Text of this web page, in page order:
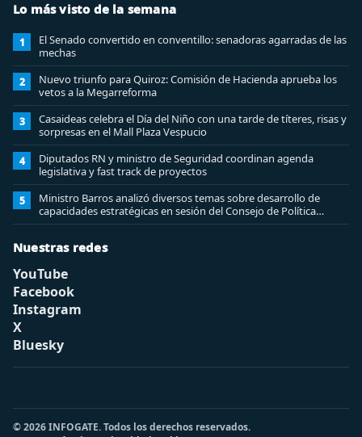
Lo más visto de la semana
1
El Senado convertido en conventillo: senadoras agarradas de las
mechas
2
Nuevo triunfo para Quiroz: Comisión de Hacienda aprueba los
vetos a la Megarreforma
3
Casaideas celebra el Día del Niño con una tarde de títeres, risas y
sorpresas en el Mall Plaza Vespucio
4
Diputados RN y ministro de Seguridad coordinan agenda
legislativa y fast track de proyectos
5
Ministro Barros analizó diversos temas sobre desarrollo de
capacidades estratégicas en sesión del Consejo de Política
Espacial
Nuestras redes
YouTube
Facebook
Instagram
X
Bluesky
© 2026 INFOGATE. Todos los derechos reservados.